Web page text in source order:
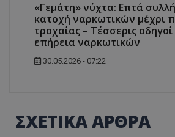
«Γεμάτη» νύχτα: Επτά
κατοχή ναρκωτικών μέχρι
τροχαίας – Τέσσερις
επήρεια ναρκωτικών
30.05.2026 - 07:22
ΣΧΕΤΙΚΑ ΑΡΘΡΑ
VISITOR_PRIVACY_METADATA